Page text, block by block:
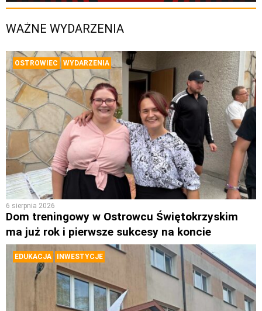
WAŻNE WYDARZENIA
OSTROWIEC WYDARZENIA
6 sierpnia 2026
Dom treningowy w Ostrowcu Świętokrzyskim
ma już rok i pierwsze sukcesy na koncie
EDUKACJA INWESTYCJE